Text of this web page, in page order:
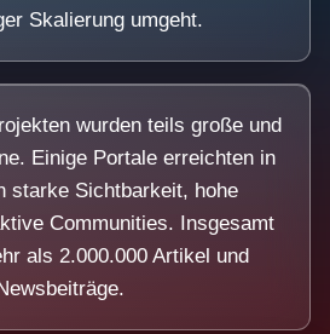
Skalierung umgeht.
wurden teils große und
Einige Portale erreichten in
starke Sichtbarkeit, hohe
Communities. Insgesamt
als 2.000.000 Artikel und